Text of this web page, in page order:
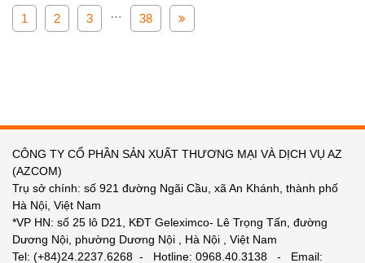
1 2 3 … 38
CÔNG TY CỔ PHẦN SẢN XUẤT THƯƠNG MẠI VÀ DỊCH VỤ AZ
(AZCOM)
Trụ sở chính: số 921 đường Ngãi Cầu, xã An Khánh, thành phố
Hà Nội, Việt Nam
*VP HN: số 25 lô D21, KĐT Geleximco- Lê Trọng Tấn, đường
Dương Nội, phường Dương Nội , Hà Nội , Việt Nam
Tel: (+84)24.2237.6268 - Hotline: 0968.40.3138 - Email: